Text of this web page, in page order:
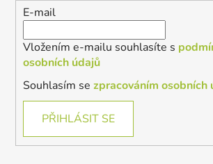
E-mail
Vložením e-mailu souhlasíte s
osobních údajů
Souhlasím se zpracováním osobních
PŘIHLÁSIT SE